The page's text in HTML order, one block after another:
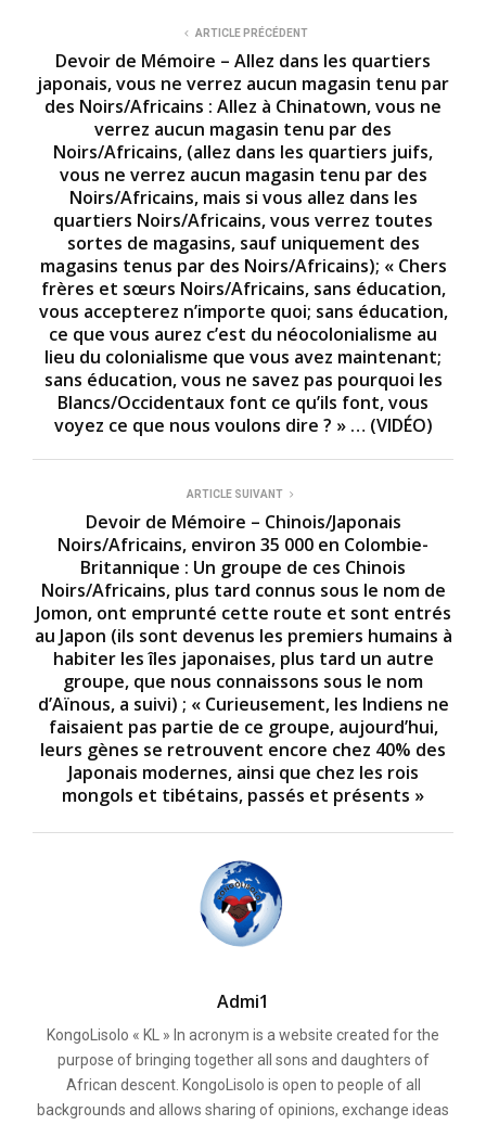
ARTICLE PRÉCÉDENT
Devoir de Mémoire – Allez dans les quartiers
japonais, vous ne verrez aucun magasin tenu par
des Noirs/Africains : Allez à Chinatown, vous ne
verrez aucun magasin tenu par des
Noirs/Africains, (allez dans les quartiers juifs,
vous ne verrez aucun magasin tenu par des
Noirs/Africains, mais si vous allez dans les
quartiers Noirs/Africains, vous verrez toutes
sortes de magasins, sauf uniquement des
magasins tenus par des Noirs/Africains); « Chers
frères et sœurs Noirs/Africains, sans éducation,
vous accepterez n’importe quoi; sans éducation,
ce que vous aurez c’est du néocolonialisme au
lieu du colonialisme que vous avez maintenant;
sans éducation, vous ne savez pas pourquoi les
Blancs/Occidentaux font ce qu’ils font, vous
voyez ce que nous voulons dire ? » … (VIDÉO)
ARTICLE SUIVANT
Devoir de Mémoire – Chinois/Japonais
Noirs/Africains, environ 35 000 en Colombie-
Britannique : Un groupe de ces Chinois
Noirs/Africains, plus tard connus sous le nom de
Jomon, ont emprunté cette route et sont entrés
au Japon (ils sont devenus les premiers humains à
habiter les îles japonaises, plus tard un autre
groupe, que nous connaissons sous le nom
d’Aïnous, a suivi) ; « Curieusement, les Indiens ne
faisaient pas partie de ce groupe, aujourd’hui,
leurs gènes se retrouvent encore chez 40% des
Japonais modernes, ainsi que chez les rois
mongols et tibétains, passés et présents »
Admi1
KongoLisolo « KL » In acronym is a website created for the
purpose of bringing together all sons and daughters of
African descent. KongoLisolo is open to people of all
backgrounds and allows sharing of opinions, exchange ideas